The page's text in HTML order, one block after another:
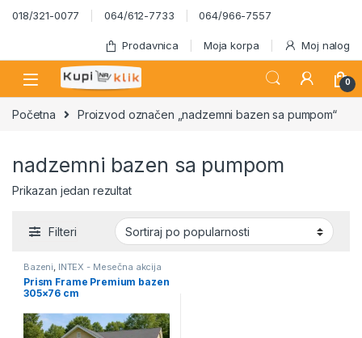
Skip to navigation
Skip to content
018/321-0077 064/612-7733 064/966-7557
Prodavnica Moja korpa Moj nalog
0
Početna Proizvod označen „nadzemni bazen sa pumpom“
nadzemni bazen sa pumpom
Prikazan jedan rezultat
Filteri
Bazeni, INTEX - Mesečna akcija
Prism Frame Premium bazen
305×76 cm